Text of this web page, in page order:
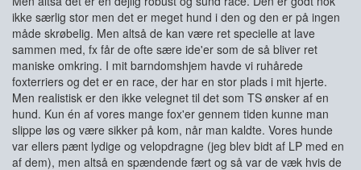
ikke særlig stor men det er meget hund i den og den er på ingen
måde skrøbelig. Men altså de kan være ret specielle at lave
sammen med, fx får de ofte sære ide'er som de så bliver ret
maniske omkring. I mit barndomshjem havde vi ruhårede
foxterriers og det er en race, der har en stor plads i mit hjerte.
Men realistisk er den ikke velegnet til det som TS ønsker af en
hund. Kun én af vores mange fox'er gennem tiden kunne man
slippe løs og være sikker på kom, når man kaldte. Vores hunde
var ellers pænt lydige og velopdragne (jeg blev bidt af LP med en
af dem), men altså en spændende fært og så var de væk hvis de